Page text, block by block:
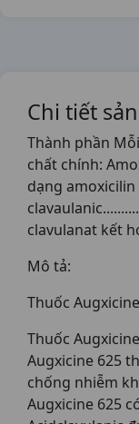
Chi tiết
Thành phần
chất chính:
dạng
clavulanat kết
Mô tả:
Thuốc
Thuốc
Augxicine 625
chống nhiễm
Augxicine 625